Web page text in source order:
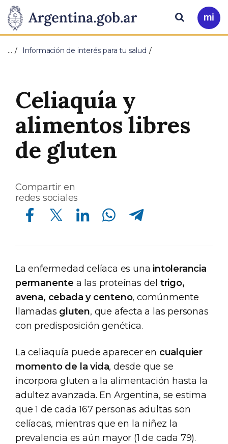
Presidencia
de
Nación
Pasar al contenido principal
Ir
a
Buscar
… Información de interés para tu salud
Celiaquía y
alimentos libres
de gluten
Compartir en
redes sociales
Compartir en Facebook Compartir en Twitter Compartir en Linkedin Compartir en Whatsapp Compartir en Telegram
La enfermedad celíaca es una intolerancia
permanente a las proteínas del trigo,
avena, cebada y centeno, comúnmente
llamadas gluten, que afecta a las personas
con predisposición genética.
La celiaquía puede aparecer en cualquier
momento de la vida, desde que se
incorpora gluten a la alimentación hasta la
adultez avanzada. En Argentina, se estima
que 1 de cada 167 personas adultas son
celíacas, mientras que en la niñez la
prevalencia es aún mayor (1 de cada 79).